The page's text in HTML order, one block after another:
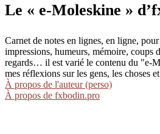
Le « e-Moleskine »
Carnet de notes en lignes, en ligne,
impressions, humeurs, mémoire, coups
regards… il est varié le contenu du "e-
mes réflexions sur les gens, les choses
À propos de l'auteur (perso)
À propos de fxbodin.pro